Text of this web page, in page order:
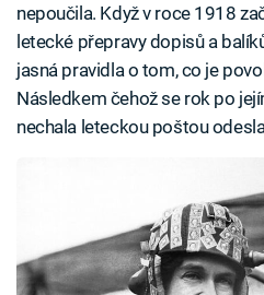
nepoučila. Když v roce 1918
letecké přepravy dopisů a
jasná pravidla o tom, co je
Následkem čehož se rok po
nechala leteckou poštou